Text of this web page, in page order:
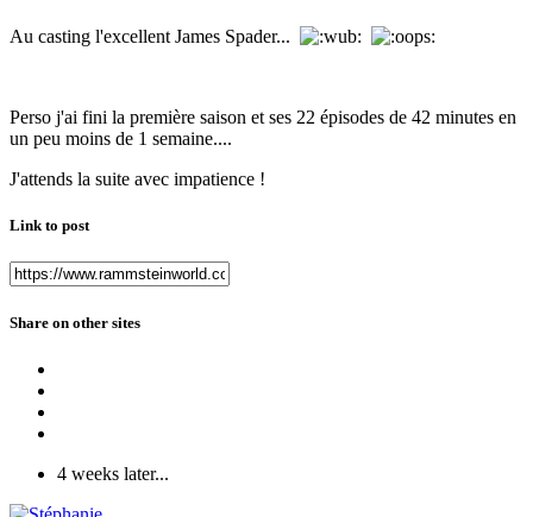
Au casting l'excellent James Spader...
Perso j'ai fini la première saison et ses 22 épisodes de 42 minutes en
un peu moins de 1 semaine....
J'attends la suite avec impatience !
Link to post
Share on other sites
4 weeks later...